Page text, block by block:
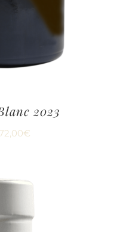
2023
€